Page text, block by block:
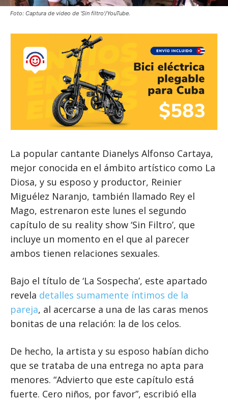
Foto: Captura de video de 'Sin filtro'/YouTube.
La popular cantante Dianelys Alfonso Cartaya,
mejor conocida en el ámbito artístico como La
Diosa, y su esposo y productor, Reinier
Miguélez Naranjo, también llamado Rey el
Mago, estrenaron este lunes el segundo
capítulo de su reality show ‘Sin Filtro’, que
incluye un momento en el que al parecer
ambos tienen relaciones sexuales.
Bajo el título de ‘La Sospecha’, este apartado
revela detalles sumamente íntimos de la
pareja, al acercarse a una de las caras menos
bonitas de una relación: la de los celos.
De hecho, la artista y su esposo habían dicho
que se trataba de una entrega no apta para
menores. “Advierto que este capítulo está
fuerte. Cero niños, por favor”, escribió ella